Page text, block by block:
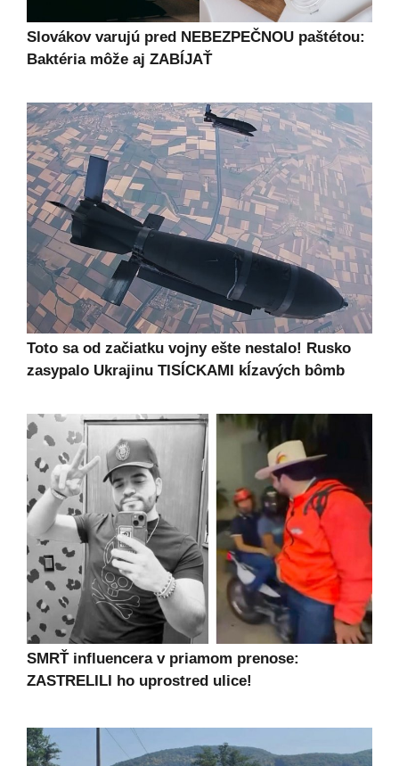
Slovákov varujú pred NEBEZPEČNOU paštétou:
Baktéria môže aj ZABÍJAŤ
Toto sa od začiatku vojny ešte nestalo! Rusko
zasypalo Ukrajinu TISÍCKAMI kĺzavých bômb
SMRŤ influencera v priamom prenose:
ZASTRELILI ho uprostred ulice!